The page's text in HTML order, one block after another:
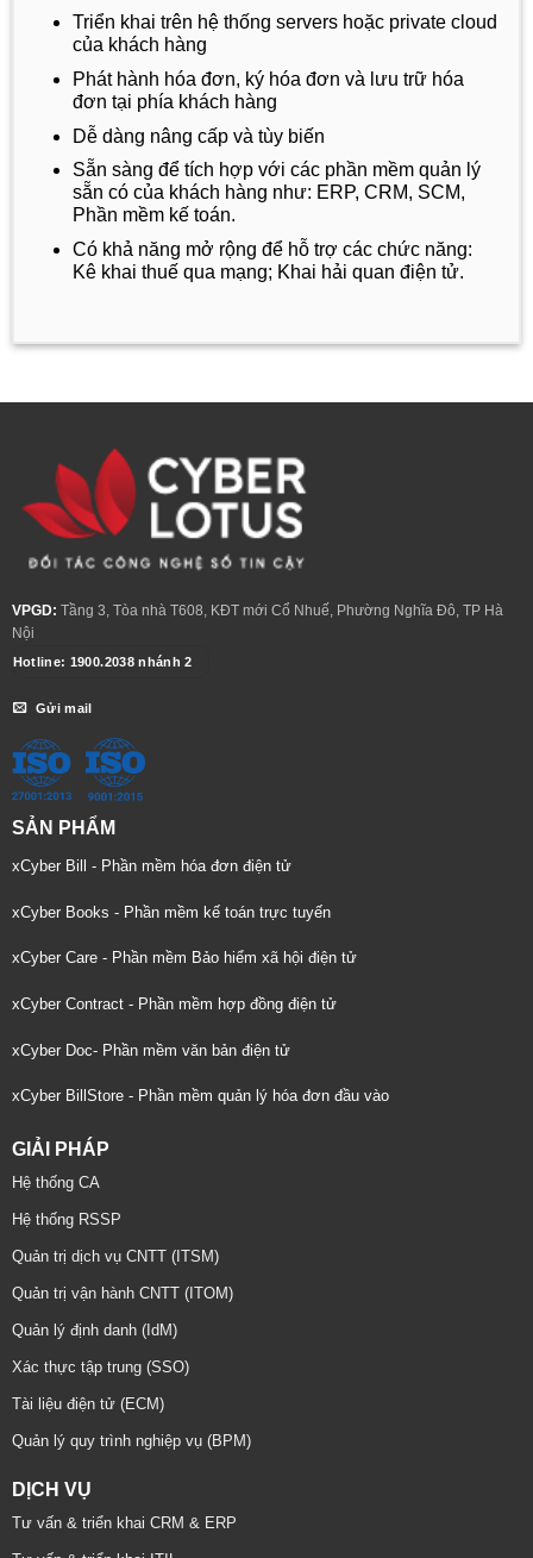
Triển khai trên hệ thống servers hoặc private cloud
của khách hàng
Phát hành hóa đơn, ký hóa đơn và lưu trữ hóa
đơn tại phía khách hàng
Dễ dàng nâng cấp và tùy biến
Sẵn sàng để tích hợp với các phần mềm quản lý
sẵn có của khách hàng như: ERP, CRM, SCM,
Phần mềm kế toán.
Có khả năng mở rộng để hỗ trợ các chức năng:
Kê khai thuế qua mạng; Khai hải quan điện tử.
VPGD: Tầng 3, Tòa nhà T608, KĐT mới Cổ Nhuế, Phường Nghĩa Đô, TP Hà
Nội
Hotline: 1900.2038 nhánh 2
Gửi mail
SẢN PHẨM
xCyber Bill - Phần mềm hóa đơn điện tử
xCyber Books - Phần mềm kế toán trực tuyến
xCyber Care - Phần mềm Bảo hiểm xã hội điện tử
xCyber Contract - Phần mềm hợp đồng điện tử
xCyber Doc- Phần mềm văn bản điện tử
xCyber BillStore - Phần mềm quản lý hóa đơn đầu vào
GIẢI PHÁP
Hệ thống CA
Hệ thống RSSP
Quản trị dịch vụ CNTT (ITSM)
Quản trị vận hành CNTT (ITOM)
Quản lý định danh (IdM)
Xác thực tập trung (SSO)
Tài liệu điện tử (ECM)
Quản lý quy trình nghiệp vụ (BPM)
DỊCH VỤ
Tư vấn & triển khai CRM & ERP